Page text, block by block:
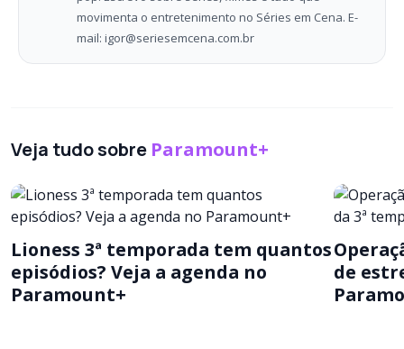
movimenta o entretenimento no Séries em Cena. E-
mail: igor@seriesemcena.com.br
Veja tudo sobre Paramount+
Lioness 3ª temporada tem quantos
episódios? Veja a agenda no
Paramount+
de